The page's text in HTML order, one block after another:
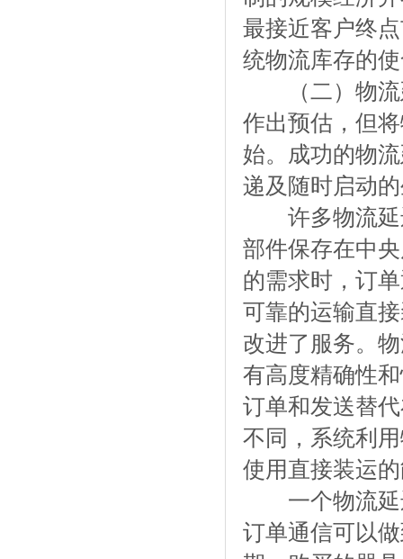
最接近客户终
统物流库存的
（二）物流
作出预估，但
始。成功的物
递及随时启动
许多物流延
部件保存在中
的需求时，订
可靠的运输直
改进了服务。
有高度精确性
订单和发送替
不同，系统利
使用直接装运
一个物流延迟
订单通信可以